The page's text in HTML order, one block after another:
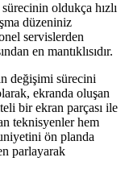
oldukça hızlı
düzeniniz
servislerden
en mantıklısıdır.
değişimi sürecini
ekranda oluşan
bir ekran parçası ile
teknisyenler hem
ön planda
parlayarak